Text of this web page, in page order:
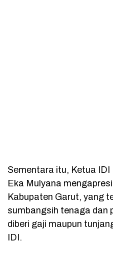
Sementara itu, Ketua
Eka Mulyana
Kabupaten Garut, yang
sumbangsih tenaga dan
diberi gaji maupun
IDI.